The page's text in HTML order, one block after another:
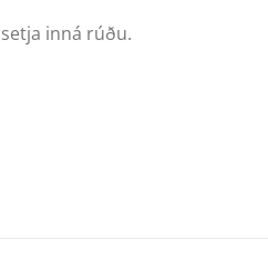
inná rúðu.